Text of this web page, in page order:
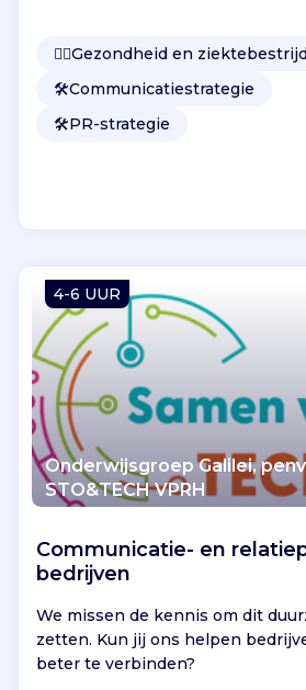
👩‍⚕️Gezondheid en
🛠️Communicatiestrategie
🛠️PR-strategie
4-6 UUR
Onderwijsgroep Galilei,
STO&TECH VPRH
Communicatie- en
bedrijven
We missen de kennis om dit
zetten. Kun jij ons helpen
beter te verbinden?